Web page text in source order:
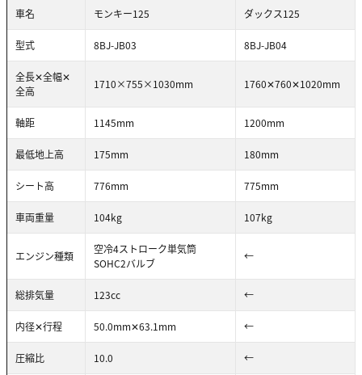
車名 モンキー125 ダックス125
型式 8BJ-JB03 8BJ-JB04
全長✕全幅✕
全高
1710×755×1030mm 1760✕760✕1020mm
軸距 1145mm 1200mm
最低地上高 175mm 180mm
シート高 776mm 775mm
車両重量 104kg 107kg
エンジン種類
空冷4ストローク単気筒
SOHC2バルブ
←
総排気量 123cc ←
内径✕行程 50.0mm✕63.1mm ←
圧縮比 10.0 ←